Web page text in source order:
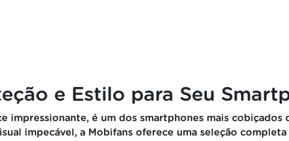
e Estilo para Seu
impressionante, é um dos smartphones mais cobiçados
impecável, a Mobifans oferece uma seleção completa